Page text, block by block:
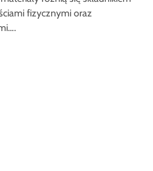
fizycznymi oraz